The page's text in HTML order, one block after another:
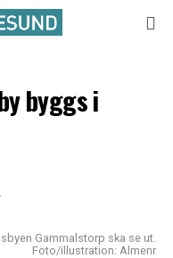
byggs i
Gammalstorp ska se ut.
Foto/illustration: Almenr